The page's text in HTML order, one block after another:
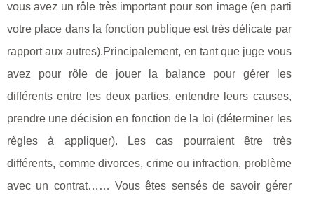
vous avez un rôle très important pour son image (en parti
votre place dans la fonction publique est très délicate par
rapport aux autres).Principalement, en tant que juge vous
avez pour rôle de jouer la balance pour gérer les
différents entre les deux parties, entendre leurs causes,
prendre une décision en fonction de la loi (déterminer les
règles à appliquer). Les cas pourraient être très
différents, comme divorces, crime ou infraction, problème
avec un contrat…… Vous êtes sensés de savoir gérer